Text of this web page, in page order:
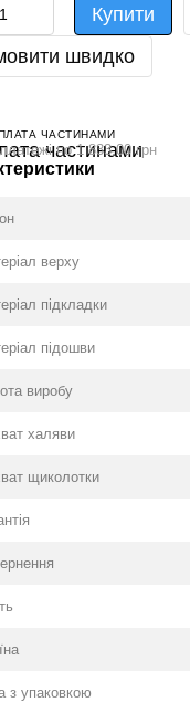
Купити
швидко
ЧАСТИНАМИ
по 1 833.00 грн
верху
підкладки
підошви
виробу
халяви
щиколотки
з упаковкою